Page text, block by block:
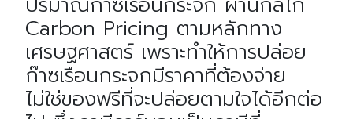
Carbon Pricing ตามหลักทาง
เศรษฐศาสตร์ เพราะทําให้การปล่อย
ก๊าซเรือนกระจกมีราคาที่ต้องจ่าย
ไม่ใช่ของฟรีที่จะปล่อยตามใจได้อีกต่อ